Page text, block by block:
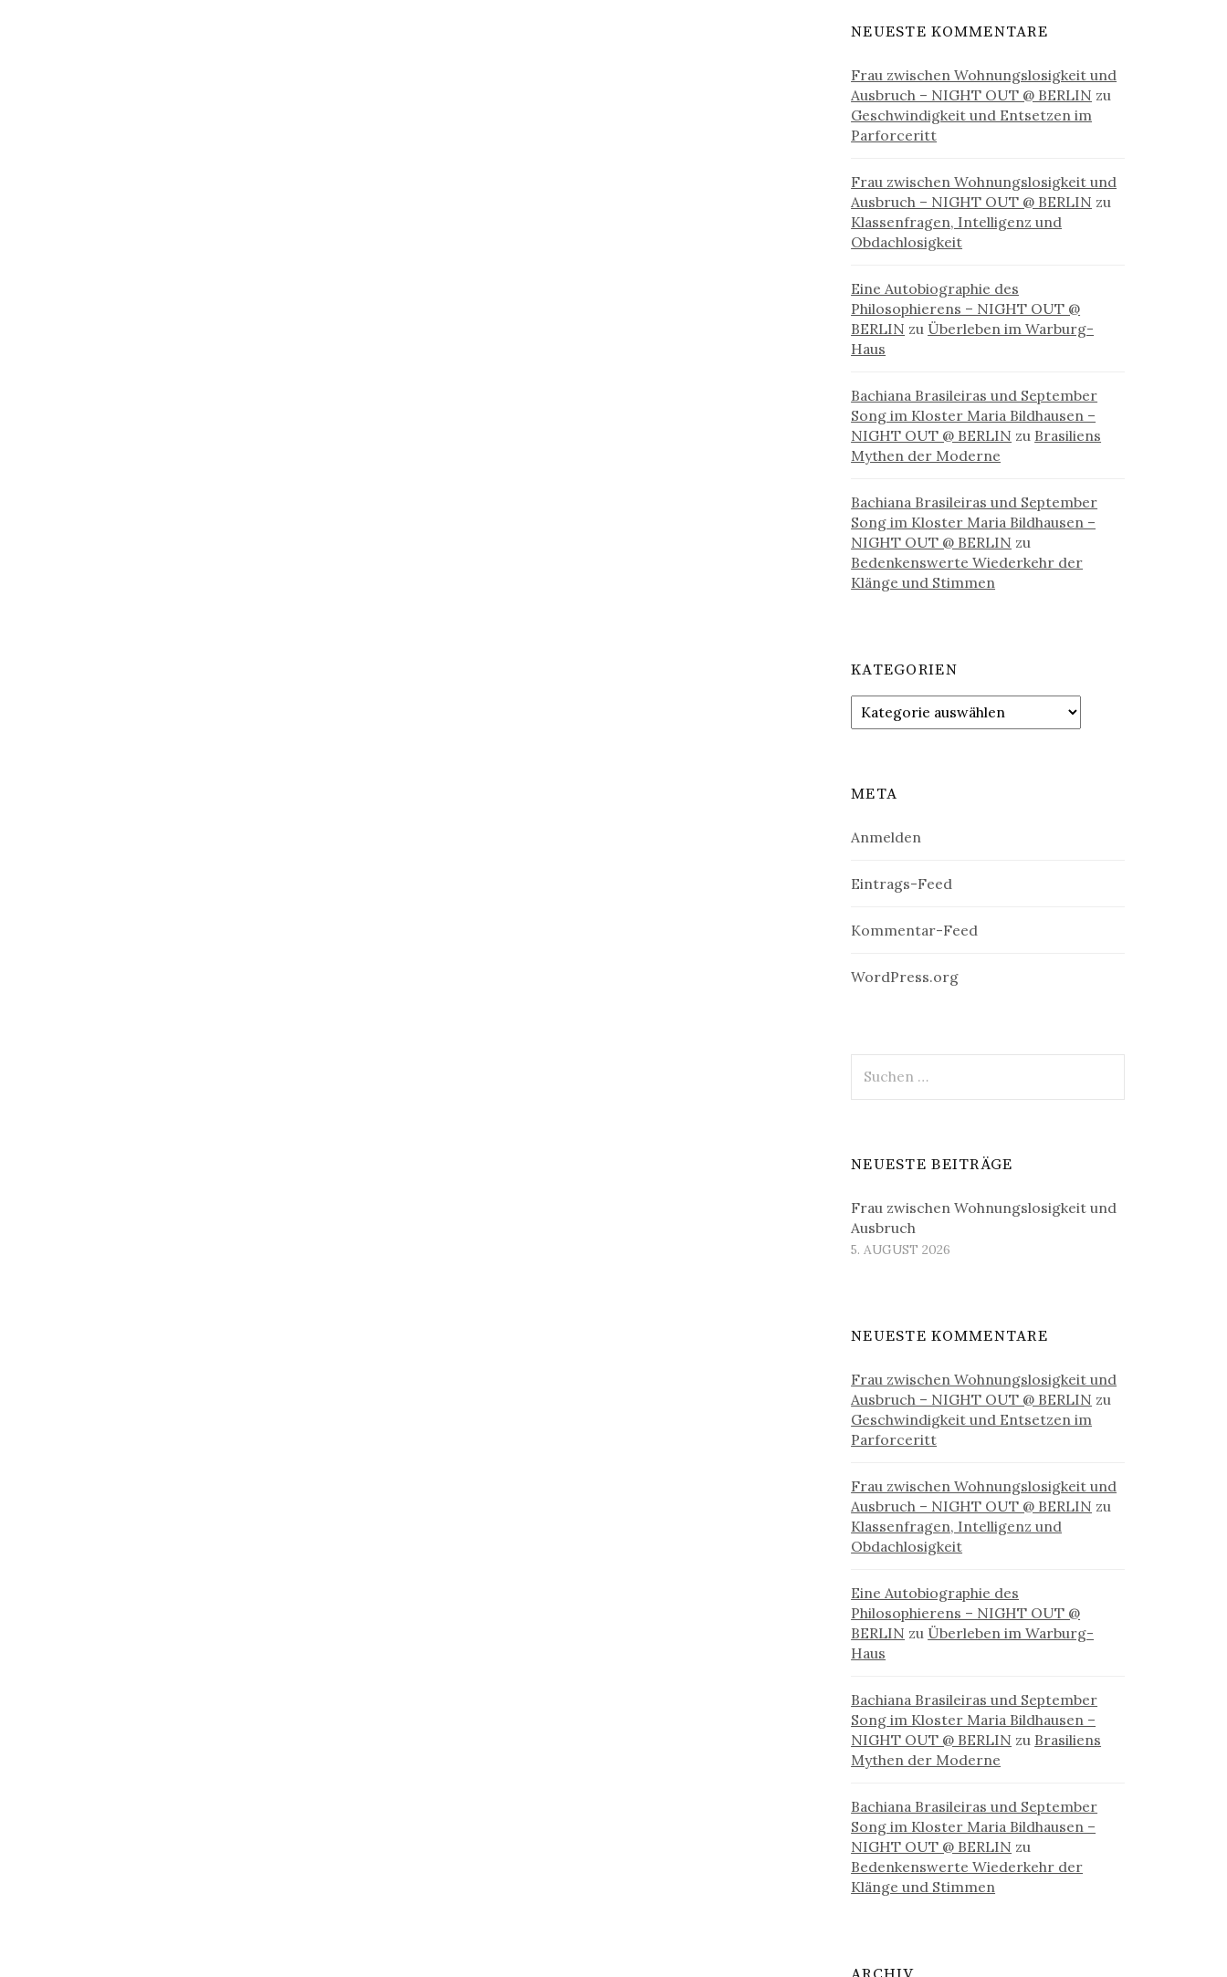
NEUESTE KOMMENTARE
Frau zwischen Wohnungslosigkeit und
Ausbruch – NIGHT OUT @ BERLIN zu
Geschwindigkeit und Entsetzen im
Parforceritt
Frau zwischen Wohnungslosigkeit und
Ausbruch – NIGHT OUT @ BERLIN zu
Klassenfragen, Intelligenz und
Obdachlosigkeit
Eine Autobiographie des
Philosophierens – NIGHT OUT @
BERLIN zu Überleben im Warburg-
Haus
Bachiana Brasileiras und September
Song im Kloster Maria Bildhausen –
NIGHT OUT @ BERLIN zu Brasiliens
Mythen der Moderne
Bachiana Brasileiras und September
Song im Kloster Maria Bildhausen –
NIGHT OUT @ BERLIN zu
Bedenkenswerte Wiederkehr der
Klänge und Stimmen
KATEGORIEN
Kategorien
META
Anmelden
Eintrags-Feed
Kommentar-Feed
WordPress.org
nach:
NEUESTE BEITRÄGE
Frau zwischen Wohnungslosigkeit und
Ausbruch
5. AUGUST 2026
NEUESTE KOMMENTARE
Frau zwischen Wohnungslosigkeit und
Ausbruch – NIGHT OUT @ BERLIN zu
Geschwindigkeit und Entsetzen im
Parforceritt
Frau zwischen Wohnungslosigkeit und
Ausbruch – NIGHT OUT @ BERLIN zu
Klassenfragen, Intelligenz und
Obdachlosigkeit
Eine Autobiographie des
Philosophierens – NIGHT OUT @
BERLIN zu Überleben im Warburg-
Haus
Bachiana Brasileiras und September
Song im Kloster Maria Bildhausen –
NIGHT OUT @ BERLIN zu Brasiliens
Mythen der Moderne
Bachiana Brasileiras und September
Song im Kloster Maria Bildhausen –
NIGHT OUT @ BERLIN zu
Bedenkenswerte Wiederkehr der
Klänge und Stimmen